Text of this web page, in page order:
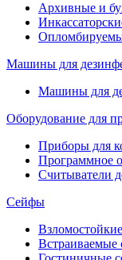
Архивные и
Машины для
Машины для
Оборудование для
Приборы для
Программное
Считыватели
Сейфы
Встраиваемые